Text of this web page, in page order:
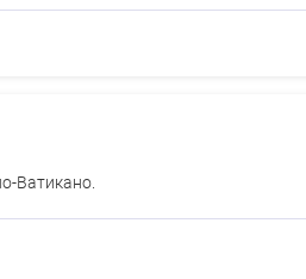
Ватикано.